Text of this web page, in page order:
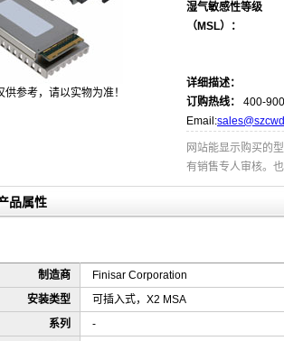
参考，请以实物为准！
湿气敏感性等级
（MSL）：
详细描述：
订购热线：
400-
Email:
网站能显示购买的
有销售专人审核。
品属性
制造商
Finisar Corporation
安装类型
可插入式，X2 MSA
系列
-